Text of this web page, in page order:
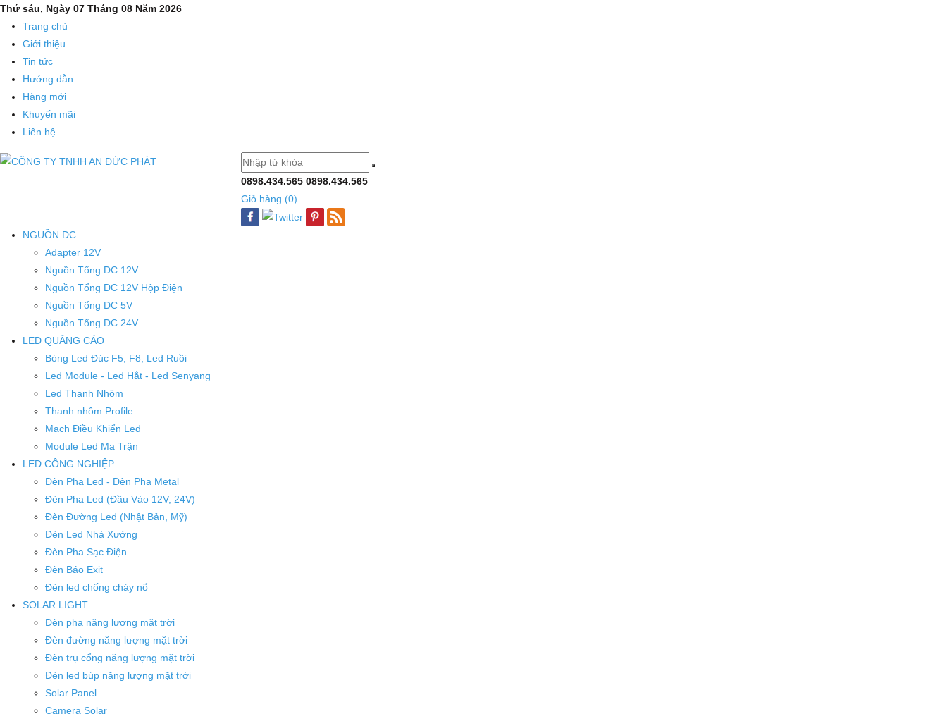
Thứ sáu, Ngày 07 Tháng 08 Năm 2026
Trang chủ
Giới thiệu
Tin tức
Hướng dẫn
Hàng mới
Khuyến mãi
Liên hệ
0898.434.565 0898.434.565
Giỏ hàng (0)
NGUỒN DC
Adapter 12V
Nguồn Tổng DC 12V
Nguồn Tổng DC 12V Hộp Điện
Nguồn Tổng DC 5V
Nguồn Tổng DC 24V
LED QUẢNG CÁO
Bóng Led Đúc F5, F8, Led Ruồi
Led Module - Led Hắt - Led Senyang
Led Thanh Nhôm
Thanh nhôm Profile
Mạch Điều Khiển Led
Module Led Ma Trận
LED CÔNG NGHIỆP
Đèn Pha Led - Đèn Pha Metal
Đèn Pha Led (Đầu Vào 12V, 24V)
Đèn Đường Led (Nhật Bản, Mỹ)
Đèn Led Nhà Xưởng
Đèn Pha Sạc Điện
Đèn Báo Exit
Đèn led chống cháy nổ
SOLAR LIGHT
Đèn pha năng lượng mặt trời
Đèn đường năng lượng mặt trời
Đèn trụ cổng năng lượng mặt trời
Đèn led búp năng lượng mặt trời
Solar Panel
Camera Solar